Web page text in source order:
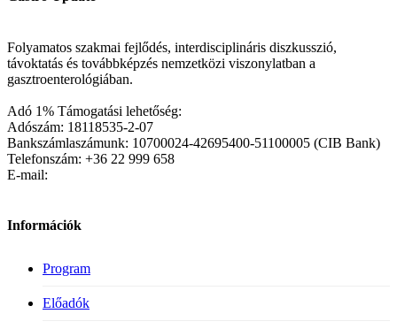
Folyamatos szakmai fejlődés, interdisciplináris diszkusszió,
távoktatás és továbbképzés nemzetközi viszonylatban a
gasztroenterológiában.
Adó 1% Támogatási lehetőség:
Adószám: 18118535-2-07
Bankszámlaszámunk: 10700024-42695400-51100005 (CIB Bank)
Telefonszám: +36 22 999 658
E-mail:
Információk
Program
Előadók